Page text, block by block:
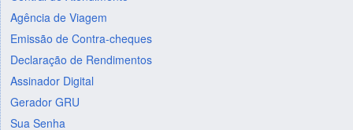
Agência de Viagem
Emissão de Contra-cheques
Declaração de Rendimentos
Assinador Digital
Gerador GRU
Sua Senha